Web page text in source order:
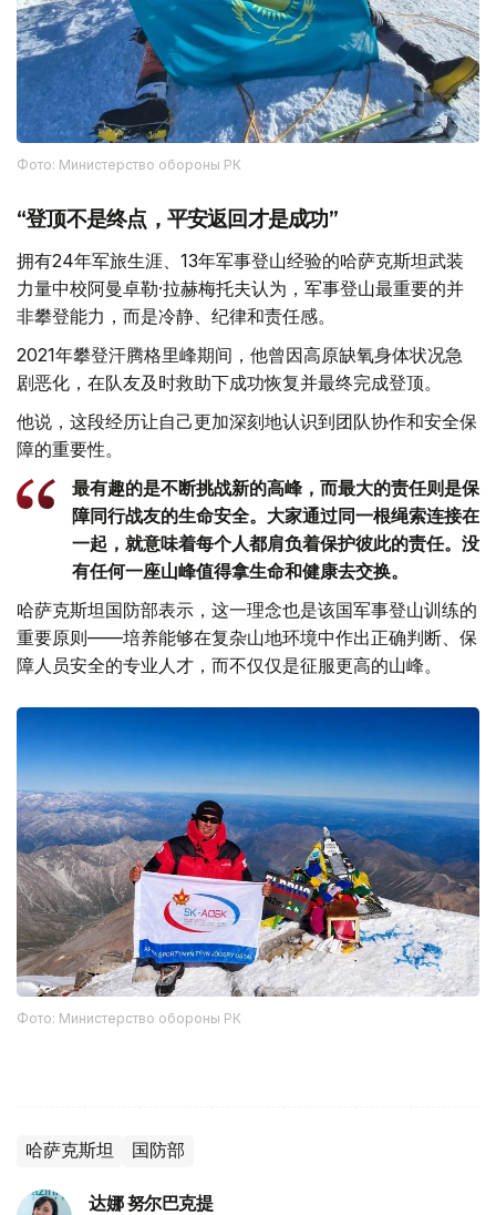
Фото: Министерство обороны РК
“登顶不是终点，平安返回才是成功”
拥有24年军旅生涯、13年军事登山经验的哈萨克斯坦武装
力量中校阿曼卓勒·拉赫梅托夫认为，军事登山最重要的并
非攀登能力，而是冷静、纪律和责任感。
2021年攀登汗腾格里峰期间，他曾因高原缺氧身体状况急
剧恶化，在队友及时救助下成功恢复并最终完成登顶。
他说，这段经历让自己更加深刻地认识到团队协作和安全保
障的重要性。
最有趣的是不断挑战新的高峰，而最大的责任则是保
障同行战友的生命安全。大家通过同一根绳索连接在
一起，就意味着每个人都肩负着保护彼此的责任。没
有任何一座山峰值得拿生命和健康去交换。
哈萨克斯坦国防部表示，这一理念也是该国军事登山训练的
重要原则——培养能够在复杂山地环境中作出正确判断、保
障人员安全的专业人才，而不仅仅是征服更高的山峰。
Фото: Министерство обороны РК
哈萨克斯坦 国防部
达娜 努尔巴克提